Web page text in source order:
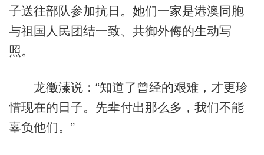
子送往部队参加抗日。她们一家是港澳同胞
与祖国人民团结一致、共御外侮的生动写
照。
龙徵溱说：“知道了曾经的艰难，才更珍
惜现在的日子。先辈付出那么多，我们不能
辜负他们。”